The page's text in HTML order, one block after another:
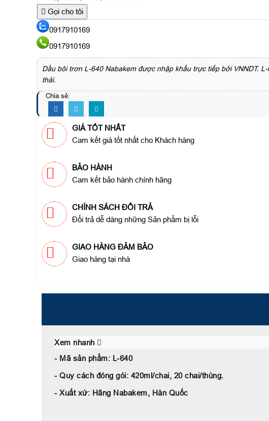
Gọi cho tôi
0917910169
0917910169
Dầu bôi trơn L-640 Nabakem được nhập khẩu trực tiếp bởi VNNDT.
thải.
Chia sẻ:
GIÁ TỐT NHẤT
Cam kết giá tốt nhất cho Khách hàng
BẢO HÀNH
Cam kết bảo hành chính hãng
CHÍNH SÁCH ĐỔI TRẢ
Đổi trả dễ dàng những Sản phẩm bị lỗi
GIAO HÀNG ĐẢM BẢO
Giao hàng tại nhà
Xem nhanh
- Mã sản phẩm: L-640
- Quy cách đóng gói: 420ml/chai, 20 chai/thùng.
- Xuất xứ: Hãng Nabakem, Hàn Quốc